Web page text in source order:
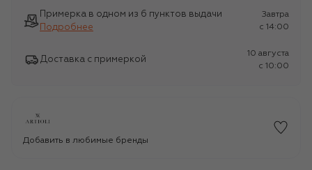
Примерка в одном из 6 пунктов выдачи
Подробнее
Завтра
c 14:00
Доставка с примеркой
10 августа
c 10:00
Добавить в любимые бренды